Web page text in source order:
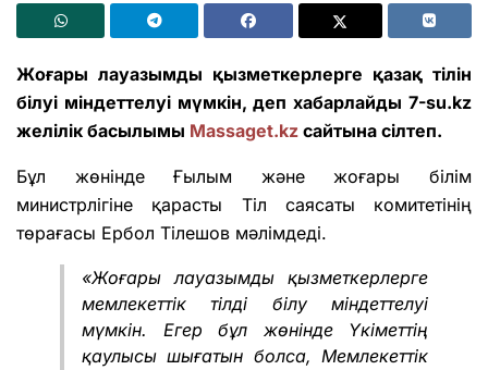
Жоғары лауазымды қызметкерлерге қазақ тілін
білуі міндеттелуі мүмкін, деп хабарлайды 7-su.kz
желілік басылымы Massaget.kz сайтына сілтеп.
Бұл жөнінде Ғылым және жоғары білім
министрлігіне қарасты Тіл саясаты комитетінің
төрағасы Ербол Тілешов мәлімдеді.
«Жоғары лауазымды қызметкерлерге
мемлекеттік тілді білу міндеттелуі
мүмкін. Егер бұл жөнінде Үкіметтің
қаулысы шығатын болса, Мемлекеттік